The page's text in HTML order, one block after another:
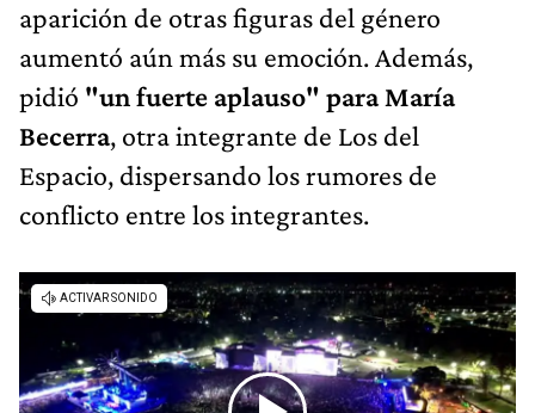
aparición de otras figuras del género
aumentó aún más su emoción. Además,
pidió "un fuerte aplauso" para María
Becerra, otra integrante de Los del
Espacio, dispersando los rumores de
conflicto entre los integrantes.